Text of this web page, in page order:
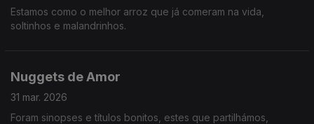
Estamos como o melhor arroz que já comeram na vida,
soltinhos e malandrinhos.
Nuggets de Amor
31 mar. 2026
Foram sinopses e títulos bonitos, estes que partilhámos,